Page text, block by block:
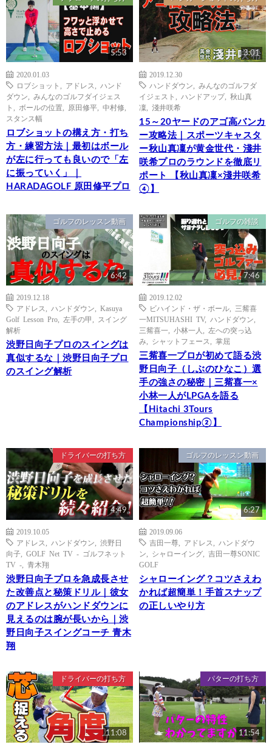
5:53
2020.01.03
ロブショット
アドレス
ハンド
ダウン
みんなのゴルフダイジェス
ト
ボールの位置 原田修平 中村修
スタンス幅
ロブショットの構え方・打ち
方・練習方法｜最初はボール
が左に行っても良いので「左
に振っていく」｜
HARADAGOLF 原田修平プロ
3:01
2019.12.30
ハンドダウン
みんなのゴルフダ
イジェスト
ハンドアップ, 秋山真
凜
淺井咲希
15～20ヤードのアゴ高バンカ
ー攻略法｜スポーツキャスタ
ー秋山真凜が黄金世代・淺井
咲希プロのラウンドを徹底リ
ポート 【秋山真凜×淺井咲希
④】
ゴルフのレッスン動画
6:42
2019.12.18
アドレス
ハンドダウン
Kasuya
Golf Lesson Pro
左手の甲
スイング
解析
渋野日向子プロのスイングは
真似するな｜渋野日向子プロ
のスイング解析
ゴルフの雑談
7:46
2019.12.02
ビハインド・ザ・ボール
三觜喜
一MITSUHASHI TV, ハンドダウン
三觜喜一
小林一人
左への突っ込
み
シャットフェース 掌屈
三觜喜一プロが初めて語る渋
野日向子（しぶのひなこ）選
手の強さの秘密｜三觜喜一×
小林一人がLPGAを語る
【Hitachi 3Tours
Championship②】
ドライバーの打ち方
4:49
2019.10.05
アドレス
ハンドダウン
渋野日
向子
GOLF Net TV - ゴルフネット
TV -
青木翔
渋野日向子プロを急成長させ
た改善点と秘策ドリル｜彼女
のアドレスがハンドダウンに
見えるのは腕が長いから｜渋
野日向子スイングコーチ 青木
翔
ゴルフのレッスン動画
6:27
2019.09.06
吉田一尊
アドレス
ハンドダウ
ン
シャローイング
吉田一尊SONIC
GOLF
シャローイング？コツさえわ
かれば超簡単！手首スナップ
の正しいやり方
ドライバーの打ち方
11:08
パターの打ち方
11:54